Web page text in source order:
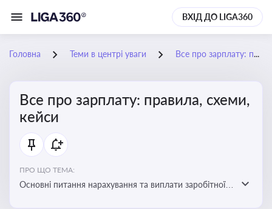
ВХІД ДО LIGA360
Головна Теми в центрі уваги Все про зарплату: правила, схеми, кейси
Все про зарплату: правила, схеми,
кейси
ПРО ЩО ТЕМА:
Основні питання нарахування та виплати заробітної